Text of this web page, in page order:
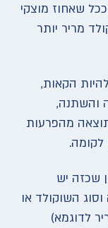
שאחוז מוצקי
מריר יותר
להיות הקאות,
והשתנה,
מהפרעות
לקומה.
שכזה יש
השוקולד או
לדוגמא)